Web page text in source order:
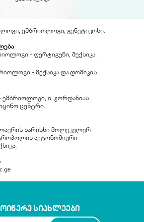
ემბრიოლოგი, გენეტიკოსი.
- ფერტიგენი, მექსიკა.
- მექსიკა და დომიკის
ემბრიოლოგი, ი. ჟორდანიას
ცენტრი.
ხარისხი მოლეკულურ
ავტონომიური
სიახლეები